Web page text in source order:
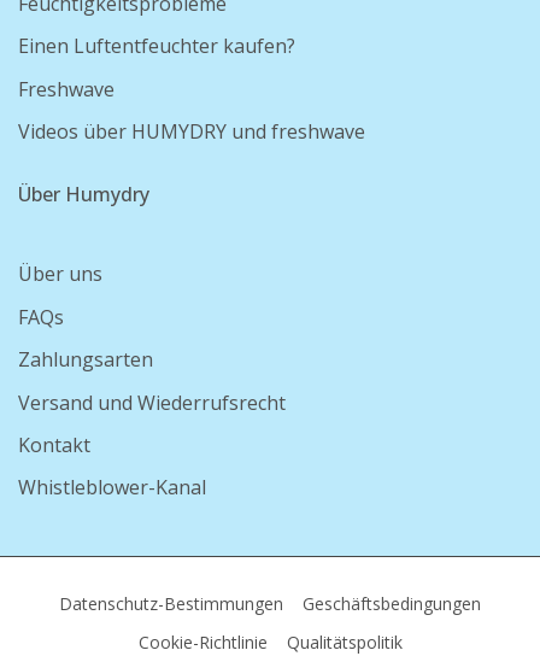
Einen Luftentfeuchter kaufen?
Freshwave
Videos über HUMYDRY und freshwave
Über Humydry
Über uns
FAQs
Zahlungsarten
Versand und Wiederrufsrecht
Kontakt
Whistleblower-Kanal
Datenschutz-Bestimmungen
Geschäftsbedingungen
Cookie-Richtlinie
Qualitätspolitik